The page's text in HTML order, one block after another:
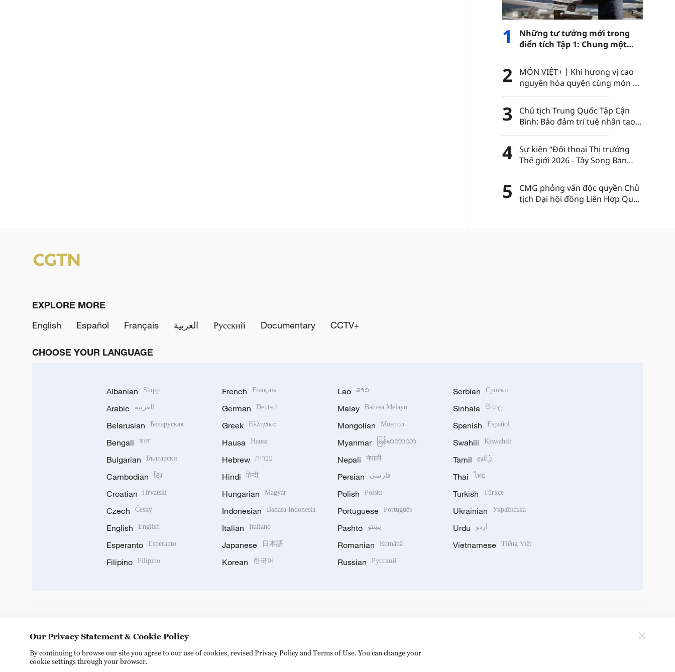
1
Những tư tưởng mới trong
điển tích Tập 1: Chung một
con đường
2
MÓN VIỆT+丨Khi hương vị cao
nguyên hòa quyện cùng món ăn
Việt Nam……
3
Chủ tịch Trung Quốc Tập Cận
Bình: Bảo đảm trí tuệ nhân tạo
luôn nằm trong sự kiểm soát
của nhân loại
4
Sự kiện “Đối thoại Thị trưởng
Thế giới 2026 - Tây Song Bản
Nạp” diễn ra tại châu tự trị dân
tộc Thái Tây Song Bản Nạp, tỉnh
Vân Nam, Trung Quốc
5
CMG phỏng vấn độc quyền Chủ
tịch Đại hội đồng Liên Hợp Quốc
EXPLORE MORE
English
Español Français العربية Русский Documentary CCTV+
CHOOSE YOUR LANGUAGE
Albanian Shqip
Arabic العربية
Belarusian Беларуская
Bengali বাংলা
Bulgarian Български
Cambodian ខ្មែរ
Croatian Hrvatski
Czech Český
English English
Esperanto Esperanto
Filipino Filipino
French Français
German Deutsch
Greek Ελληνικά
Hausa Hausa
Hebrew עברית
Hindi हिन्दी
Hungarian Magyar
Indonesian Bahasa Indonesia
Italian Italiano
Japanese 日本語
Korean 한국어
Lao ລາວ
Malay Bahasa Melayu
Mongolian Монгол
Myanmar မြန်မာဘာသာ
Nepali नेपाली
Persian فارسی
Polish Polski
Portuguese Português
Pashto پښتو
Romanian Română
Russian Русский
Serbian Српски
Sinhala සිංහල
Spanish Español
Swahili Kiswahili
Tamil தமிழ்
Thai ไทย
Turkish Türkçe
Ukrainian Українська
Urdu اردو
Vietnamese Tiếng Việt
Our Privacy Statement & Cookie Policy
By continuing to browse our site you agree to our use of cookies, revised Privacy Policy and Terms of Use. You can change your
cookie settings through your browser.